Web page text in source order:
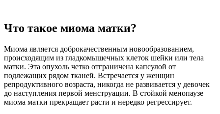
Что такое миома матки?
Миома является доброкачественным новообразованием,
происходящим из гладкомышечных клеток шейки или тела
матки. Эта опухоль четко отграничена капсулой от
подлежащих рядом тканей. Встречается у женщин
репродуктивного возраста, никогда не развивается у девочек
до наступления первой менструации. В стойкой менопаузе
миома матки прекращает расти и нередко регрессирует.